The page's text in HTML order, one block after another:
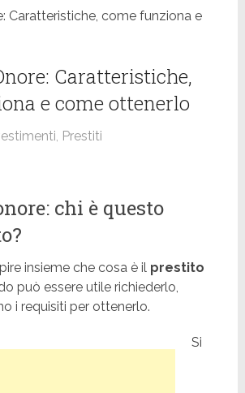
Caratteristiche, come funziona e
Caratteristiche,
e come ottenerlo
, Prestiti
chi è questo
insieme che cosa è il prestito
può essere utile richiederlo,
i requisiti per ottenerlo.
Si